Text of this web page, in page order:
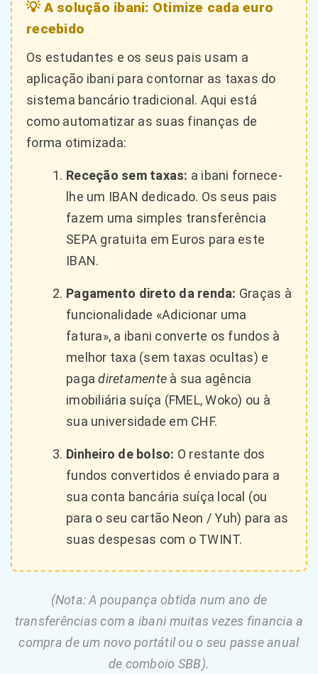
💡 A solução ibani: Otimize cada euro
recebido
Os estudantes e os seus pais usam a
aplicação ibani para contornar as taxas do
sistema bancário tradicional. Aqui está
como automatizar as suas finanças de
forma otimizada:
Receção sem taxas: a ibani fornece-
lhe um IBAN dedicado. Os seus pais
fazem uma simples transferência
SEPA gratuita em Euros para este
IBAN.
Pagamento direto da renda: Graças à
funcionalidade «Adicionar uma
fatura», a ibani converte os fundos à
melhor taxa (sem taxas ocultas) e
pagadiretamente à sua agência
imobiliária suíça (FMEL, Woko) ou à
sua universidade em CHF.
Dinheiro de bolso: O restante dos
fundos convertidos é enviado para a
sua conta bancária suíça local (ou
para o seu cartão Neon / Yuh) para as
suas despesas com o TWINT.
(Nota: A poupança obtida num ano de
transferências com a ibani muitas vezes financia a
compra de um novo portátil ou o seu passe anual
de comboio SBB).